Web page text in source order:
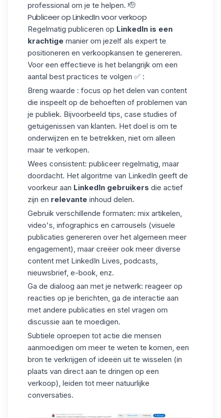
professional om je te helpen. 🫡
Publiceer op LinkedIn voor verkoop
Regelmatig publiceren op LinkedIn is een
krachtige manier om jezelf als expert te
positioneren en verkoopkansen te genereren.
Voor een effectieve is het belangrijk om een
aantal best practices te volgen ✅ :
Breng waarde : focus op het delen van content
die inspeelt op de behoeften of problemen van
je publiek. Bijvoorbeeld tips, case studies of
getuigenissen van klanten. Het doel is om te
onderwijzen en te betrekken, niet om alleen
maar te verkopen.
Wees consistent: publiceer regelmatig, maar
doordacht. Het algoritme van LinkedIn geeft de
voorkeur aan LinkedIn gebruikers die actief
zijn en relevante inhoud delen.
Gebruik verschillende formaten: mix artikelen,
video's, infographics en carrousels (visuele
publicaties genereren over het algemeen meer
engagement), maar creëer ook meer diverse
content met LinkedIn Lives , podcasts,
nieuwsbrief, e-book, enz.
Ga de dialoog aan met je netwerk: reageer op
reacties op je berichten, ga de interactie aan
met andere publicaties en stel vragen om
discussie aan te moedigen.
Subtiele oproepen tot actie die mensen
aanmoedigen om meer te weten te komen, een
bron te verkrijgen of ideeën uit te wisselen (in
plaats van direct aan te dringen op een
verkoop), leiden tot meer natuurlijke
conversaties.